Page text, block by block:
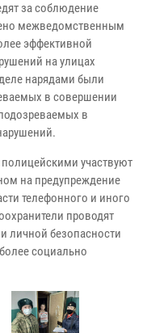
за соблюдение
межведомственным
эффективной
на улицах
нарядами были
в совершении
в
участвуют
на предупреждение
телефонного и иного
проводят
личной безопасности
социально